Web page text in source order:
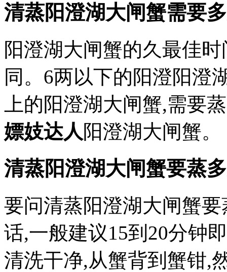
清蒸阳澄湖大闸蟹需要
阳澄湖大闸蟹的久最佳
同。6两以下的阳澄阳澄
上的阳澄湖大闸蟹,需要
嫖妓达人 阳澄湖大闸蟹。
清蒸阳澄湖大闸蟹要蒸
要问清蒸阳澄湖大闸蟹
话,一般建议15到20分钟
清洗干净,从蟹背到蟹钳,